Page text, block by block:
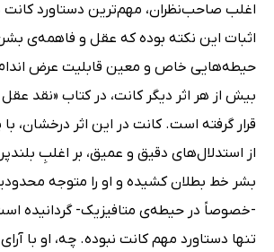
اغلب صاحب‌نظران، مهم‌ترین دستاورد کانت
اثبات این نکته بوده که عقل و فاهمه‌ی
حیطه‌هایی خاص و معین قابلیت عرض اندام
بیش از هر اثر دیگر کانت، در کتاب «نقد
قرار گرفته است. کانت در این اثر درخشان،
از استدلال‌های دقیق و عمیق، بر اغلبِ
بشر خط بطلان کشیده و او را متوجه
-خصوصاً در حیطه‌ی متافیزیک- گردانیده
تنها دستاورد مهم کانت نبوده. چه، او با